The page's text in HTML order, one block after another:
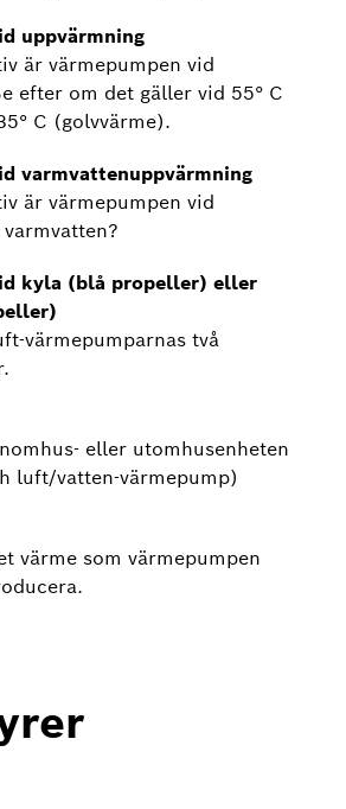
uppvärmning
är värmepumpen vid
efter om det gäller vid 55° C
C (golvvärme).
varmvattenuppvärmning
är värmepumpen vid
kyla (blå propeller) eller
värmepumparnas två
eller utomhusenheten
luft/vatten-värmepump)
värme som värmepumpen